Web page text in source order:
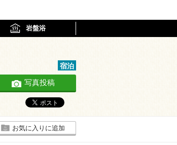
岩盤浴
宿泊
写真投稿
お気に入りに追加